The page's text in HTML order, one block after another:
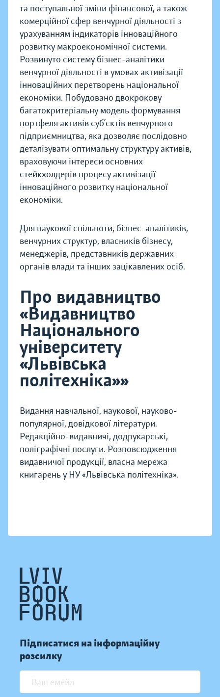
та поступальної зміни фінансової, а також
комерційної сфер венчурної діяльності з
урахуванням індикаторів інноваційного
розвитку макроекономічної системи.
Розвинуто систему бізнес-аналітики
венчурної діяльності в умовах активізації
інноваційних перетворень національної
економіки. Побудовано двокрокову
багатокритеріальну модель формування
портфеля активів суб’єктів венчурного
підприємництва, яка дозволяє послідовно
деталізувати оптимальну структуру активів,
враховуючи інтереси основних
стейкхолдерів процесу активізації
інноваційного розвитку національної
економіки.
Для наукової спільноти, бізнес-аналітиків,
венчурних структур, власників бізнесу,
менеджерів, представників державних
органів влади та інших зацікавлених осіб.
Про видавництво
«Видавництво
Національного
університету
«Львівська
політехніка»»
Видання навчальної, наукової, науково-
популярної, довідкової літератури.
Редакційно-видавничі, додрукарські,
поліграфічні послуги. Розповсюдження
видавничої продукції, власна мережа
книгарень у НУ «Львівська політехніка».
Підписатися на інформаційну
розсилку